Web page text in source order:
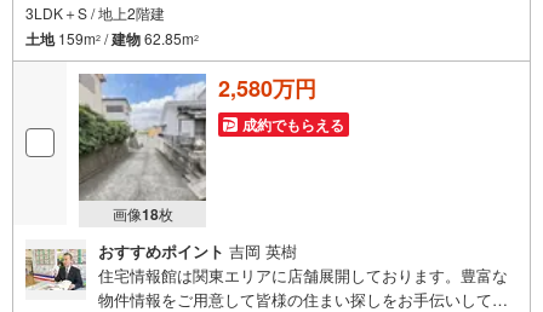
3LDK＋S / 地上2階建
土地159m2 /建物62.85m2
画像18枚
2,580万円
成約でもらえる
おすすめポイント 吉岡 英樹
住宅情報館は関東エリアに店舗展開しております。豊富な
物件情報をご用意して皆様の住まい探しをお手伝いしてお